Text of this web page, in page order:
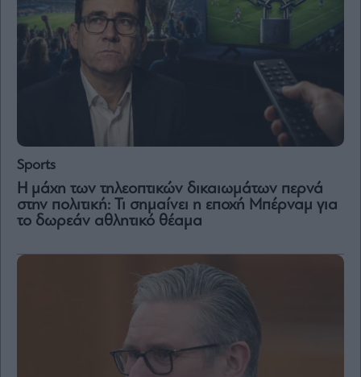
Terms
of
Service
apply.
Sports
Η μάχη των τηλεοπτικών δικαιωμάτων περνά
στην πολιτική: Τι σημαίνει η εποχή Μπέρναμ για
το δωρεάν αθλητικό θέαμα